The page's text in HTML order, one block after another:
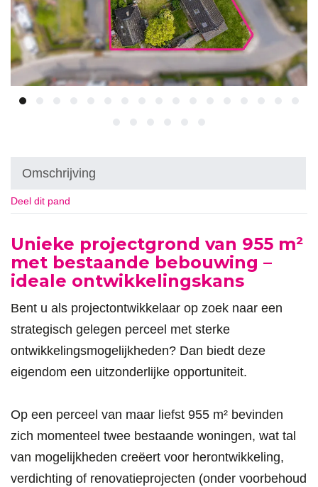
Omschrijving
Deel dit pand
Omschrijving
Unieke projectgrond van 955 m²
met bestaande bebouwing –
ideale ontwikkelingskans
Bent u als projectontwikkelaar op zoek naar een
strategisch gelegen perceel met sterke
ontwikkelingsmogelijkheden? Dan biedt deze
eigendom een uitzonderlijke opportuniteit.
Op een perceel van maar liefst 955 m² bevinden
zich momenteel twee bestaande woningen, wat tal
van mogelijkheden creëert voor herontwikkeling,
verdichting of renovatieprojecten (onder voorbehoud